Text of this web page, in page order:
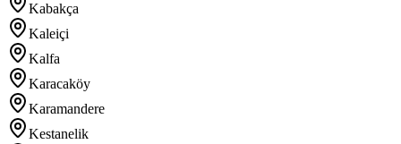
Kabakça
Kaleiçi
Kalfa
Karacaköy
Karamandere
Kestanelik